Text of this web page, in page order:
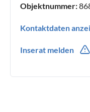
Objektnummer:
Kontaktdaten
Inserat melden